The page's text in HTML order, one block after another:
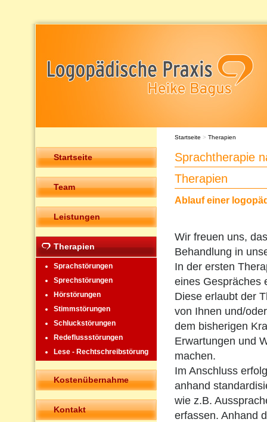
Startseite
Team
Leistungen
Therapien
Sprachstörungen
Sprechstörungen
Hörstörungen
Stimmstörungen
Schluckstörungen
Redeflussstörungen
Lese - Rechtschreibstörung
Kostenübernahme
Kontakt
Startseite > Therapien
Sprachtherapie
Therapien
Ablauf einer
Wir freuen uns,
Behandlung in
In der ersten
eines Gespräches
Diese erlaubt der
von Ihnen und/
dem bisherigen
Erwartungen und
machen.
Im Anschluss
anhand
wie z.B.
erfassen. Anhand